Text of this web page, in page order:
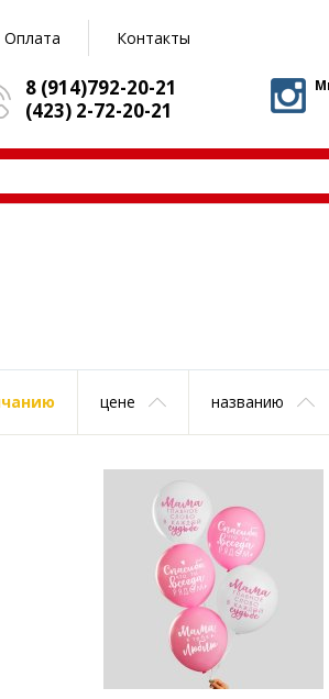
Оплата Контакты
8 (914)792-20-21
(423) 2-72-20-21
цене названию